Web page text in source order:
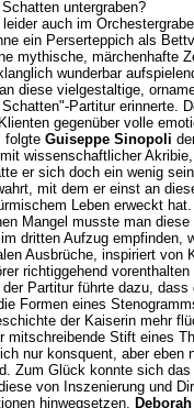
untergraben?
auch im
ein Perserteppich als
mythische, märchenhafte
wunderbar
diese vielgestaltige,
Partitur erinnerte.
gegenüber volle
folgte Guiseppe Sinopoli
wissenschaftlicher
er sich doch ein wenig sein
mit dem er einst an
Leben erweckt hat.
Mangel musste man diese
dritten Aufzug empfinden,
Ausbrüche, inspiriert von
richtiggehend vorenthalten
Partitur führte dazu, dass
Formen eines
der Kaiserin mehr
mitschreibende Stift eines
nur konsquent, aber eben
Zum Glück konnte sich das
von Inszenierung und
hinwegsetzen.